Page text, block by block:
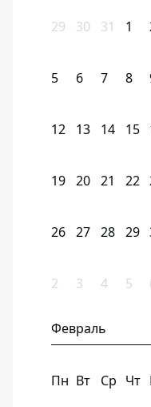
29 30 31 1
5 6 7 8
12 13 14 15
19 20 21 22
26 27 28 29
2 3 4 5
Февраль
Пн Вт Ср Чт